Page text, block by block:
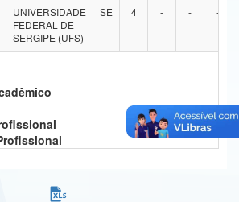
Inovações e Comunicações
Regional
UNIVERSIDADE
FEDERAL DE
SERGIPE (UFS)
SE 4 - - -